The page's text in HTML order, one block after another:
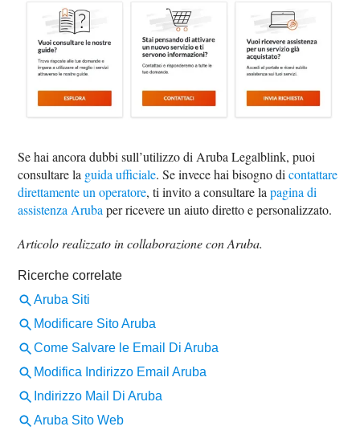
Se hai ancora dubbi sull’utilizzo di Aruba Legalblink, puoi
consultare la guida ufficiale. Se invece hai bisogno dicontattare
direttamente un operatore, ti invito a consultare lapagina di
assistenza Aruba per ricevere un aiuto diretto e personalizzato.
Articolo realizzato in collaborazione con Aruba.